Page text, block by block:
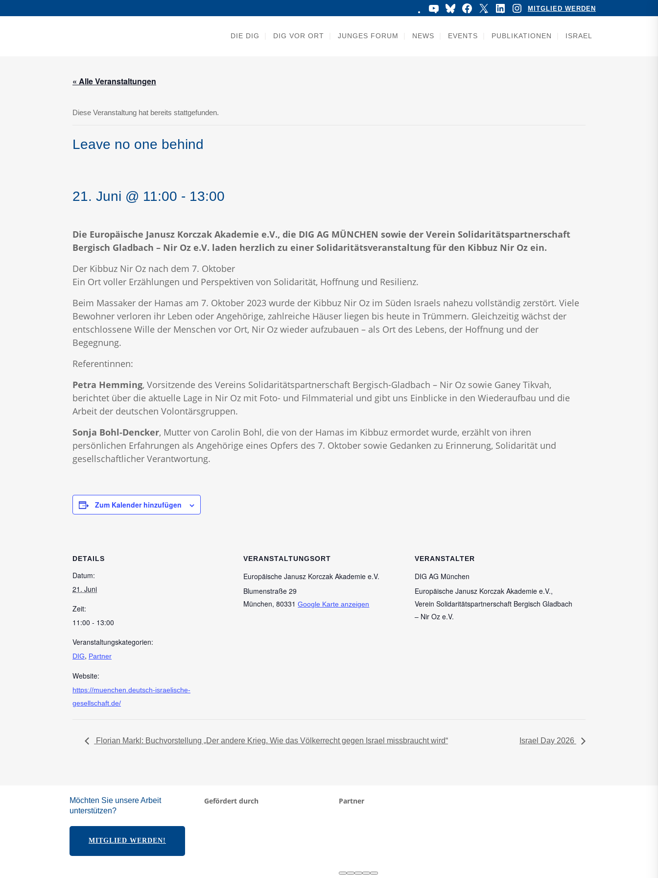
YouTubeBlueskyFacebook LinkedInInstagram
MITGLIED WERDEN
DIE DIG DIG VOR ORT JUNGES FORUM NEWS EVENTS PUBLIKATIONEN ISRAEL
« Alle Veranstaltungen
Diese Veranstaltung hat bereits stattgefunden.
Leave no one behind
21. Juni @ 11:00 - 13:00
Die Europäische Janusz Korczak Akademie e.V., die DIG AG MÜNCHEN sowie der Verein Solidaritätspartnerschaft
Bergisch Gladbach – Nir Oz e.V. laden herzlich zu einer Solidaritätsveranstaltung für den Kibbuz Nir Oz ein.
Der Kibbuz Nir Oz nach dem 7. Oktober
Ein Ort voller Erzählungen und Perspektiven von Solidarität, Hoffnung und Resilienz.
Beim Massaker der Hamas am 7. Oktober 2023 wurde der Kibbuz Nir Oz im Süden Israels nahezu vollständig zerstört. Viele
Bewohner verloren ihr Leben oder Angehörige, zahlreiche Häuser liegen bis heute in Trümmern. Gleichzeitig wächst der
entschlossene Wille der Menschen vor Ort, Nir Oz wieder aufzubauen – als Ort des Lebens, der Hoffnung und der
Begegnung.
Referentinnen:
Petra Hemming, Vorsitzende des Vereins Solidaritätspartnerschaft Bergisch-Gladbach – Nir Oz sowie Ganey Tikvah,
berichtet über die aktuelle Lage in Nir Oz mit Foto- und Filmmaterial und gibt uns Einblicke in den Wiederaufbau und die
Arbeit der deutschen Volontärsgruppen.
Sonja Bohl-Dencker, Mutter von Carolin Bohl, die von der Hamas im Kibbuz ermordet wurde, erzählt von ihren
persönlichen Erfahrungen als Angehörige eines Opfers des 7. Oktober sowie Gedanken zu Erinnerung, Solidarität und
gesellschaftlicher Verantwortung.
Zum Kalender hinzufügen
DETAILS
Datum:
21. Juni
Zeit:
11:00 - 13:00
Veranstaltungskategorien:
DIG, Partner
Website:
https://muenchen.deutsch-israelische-
gesellschaft.de/
VERANSTALTUNGSORT
Europäische Janusz Korczak Akademie e.V.
Blumenstraße 29
München, 80331 Google Karte anzeigen
VERANSTALTER
DIG AG München
Europäische Janusz Korczak Akademie e.V.,
Verein Solidaritätspartnerschaft Bergisch Gladbach
– Nir Oz e.V.
Florian Markl: Buchvorstellung „Der andere Krieg. Wie das Völkerrecht gegen Israel missbraucht wird“ Israel Day 2026
Möchten Sie unsere Arbeit
unterstützen?
MITGLIED WERDEN!
Gefördert durch Partner